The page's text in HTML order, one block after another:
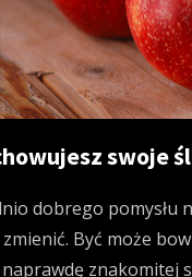
swoje
dobrego
Być może